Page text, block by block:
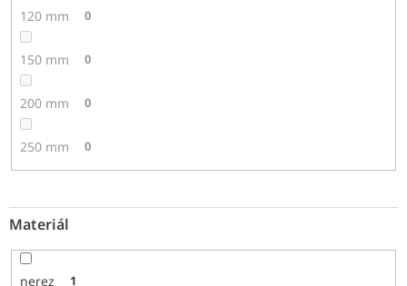
120 mm 0
150 mm 0
200 mm 0
250 mm 0
Materiál
nerez 1